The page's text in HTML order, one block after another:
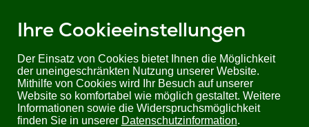
Ihre Cookieeinstellungen
Der Einsatz von Cookies bietet Ihnen die Möglichkeit
der uneingeschränkten Nutzung unserer Website.
Mithilfe von Cookies wird Ihr Besuch auf unserer
Website so komfortabel wie möglich gestaltet. Weitere
Informationen sowie die Widerspruchsmöglichkeit
finden Sie in unserer Datenschutzinformation.
Sie befinden sich hier:Startseite
Produkte
Industrial/ Schaltschrankbau
PTN TPUH-PSU12-UL | 19-Zoll DC Schaltnetzteil